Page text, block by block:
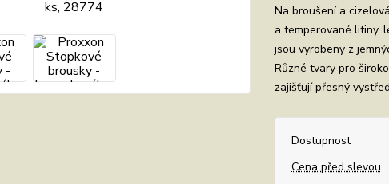
Na broušení a
a temperované litiny,
jsou vyrobeny z
Různé tvary pro
zajišťují přesný
Dostupnost
Cena před slevou